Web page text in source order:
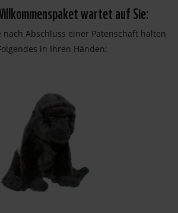
wartet auf Sie:
nach Abschluss einer Patenschaft halten
in Ihren Händen: